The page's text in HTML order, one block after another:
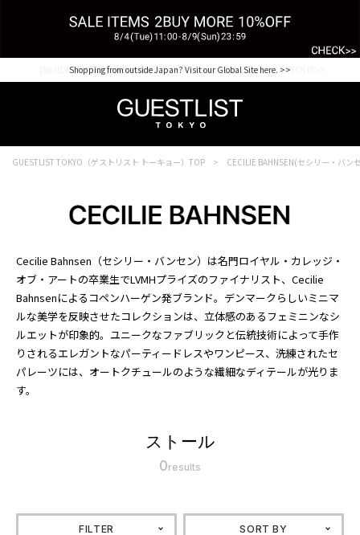
Shopping from outside Japan? Visit our Global Site here. >>
【for NEW MEMBER】新規会員様1000Point Present Campaign CHECK IT>>
GUESTLIST TOKYO（ゲストリスト トーキョー）TOP CECILIE BAHNSEN(セシリー・バン
Cecilie Bahnsen（セシリー・バンセン）は名門ロイヤル・カレッジ・
オブ・アートの卒業生でLVMHプライズのファイナリスト、Cecilie
Bahnsenによるコペンハーゲン発ブランド。デンマークらしいミニマ
ルな美学を反映させたコレクションは、立体感のあるフェミニンなシ
ルエットが印象的。ユニークなファブリックと伝統技術によって手作
りされるエレガントなパーティードレスやワンピース、洗練されたセ
パレーツには、オートクチュールのような繊細なディテールが光りま
す。
ストール
0results
FILTER SORT BY